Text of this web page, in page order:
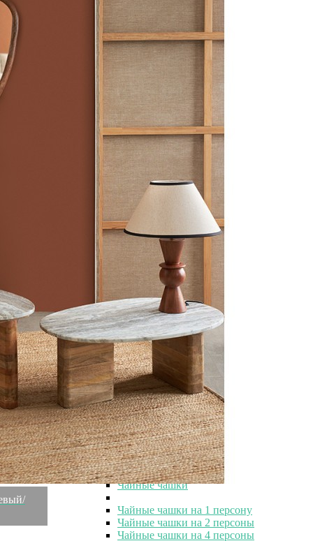
Белые чайные наборы
Подарочные чайные наборы
Чайные наборы на 1 персону
Чайные наборы на 2 персоны
Чайные наборы на 4 персоны
Чайные наборы на 6 персон
Фарфоровые чайные наборы
Керамические чайные наборы
Сервизы кофейные
Сервизы кофейные
Кофейные сервизы на 6 персон
Фарфоровые кофейные сервизы
Кофейные сервизы из Китая
Кофейные наборы
Кофейные наборы
Кофейные наборы на 2 персоны
Кофейные наборы на 6 персон
Кофейные наборы из 12 предметов
Подарочные кофейные наборы
Наборы кофейных чашек с блюдцами
Белые кофейные наборы
Фарфоровые кофейные наборы
Керамические кофейные наборы
Заварочные чайники
Заварочные чайники
Заварочные чайники с ситечком
Заварочные чайники с крышкой
Стеклянные заварочные чайники
Керамические заварочные чайники
Фарфоровые заварочные чайники
Чугунные заварочные чайники
Металлические заварочные чайники
Кофейники
Френч-прессы
Чайные чашки
Чайные чашки
Чайные чашки на 1 персону
Чайные чашки на 2 персоны
Чайные чашки на 4 персоны